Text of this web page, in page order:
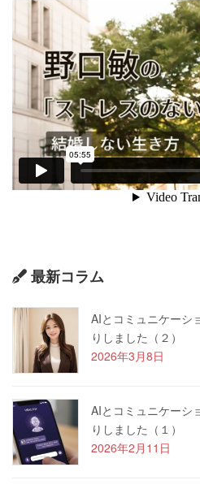
最新コラム
AIとコミュニケーシ
りしました（２）
2026年3月8日
AIとコミュニケーシ
りしました（１）
2026年2月11日